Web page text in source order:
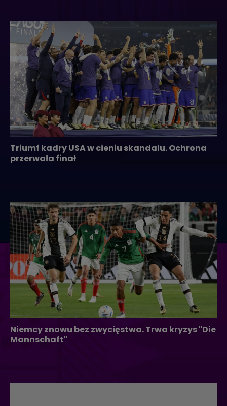
Triumf kadry USA w cieniu skandalu. Ochrona
przerwała finał
Niemcy znowu bez zwycięstwa. Trwa kryzys "Die
Mannschaft"